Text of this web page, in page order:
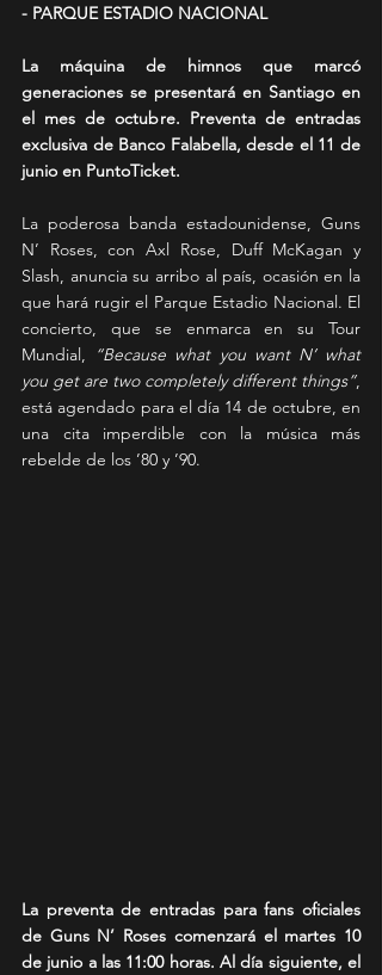
- PARQUE ESTADIO NACIONAL
La máquina de himnos que marcó
generaciones se presentará en Santiago en
el mes de octubre. Preventa de entradas
exclusiva de Banco Falabella, desde el 11 de
junio en PuntoTicket.
La poderosa banda estadounidense, Guns
N’ Roses, con Axl Rose, Duff McKagan y
Slash, anuncia su arribo al país, ocasión en la
que hará rugir el Parque Estadio Nacional. El
concierto, que se enmarca en su Tour
Mundial,
“Because what you want N’ what
you get are two completely different things”,
está agendado para el día 14 de octubre, en
una cita imperdible con la música más
rebelde de los ’80 y ’90.
La preventa de entradas para fans oficiales
de Guns N’ Roses comenzará el martes 10
de junio a las 11:00 horas. Al día siguiente, el